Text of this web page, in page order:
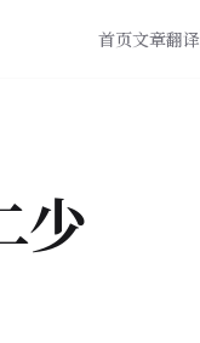
首页文章翻译
少